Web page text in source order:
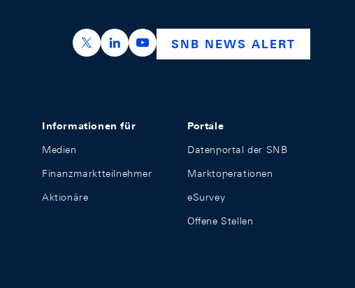
https://x.com/snb_bns
https://ch.linkedin.com/company/swiss-
https://www.youtube.com/
SNB NEWS ALERT
Informationen für
Medien
Finanzmarktteilnehmer
Aktionäre
Portale
Datenportal der SNB
Marktoperationen
eSurvey
Offene Stellen